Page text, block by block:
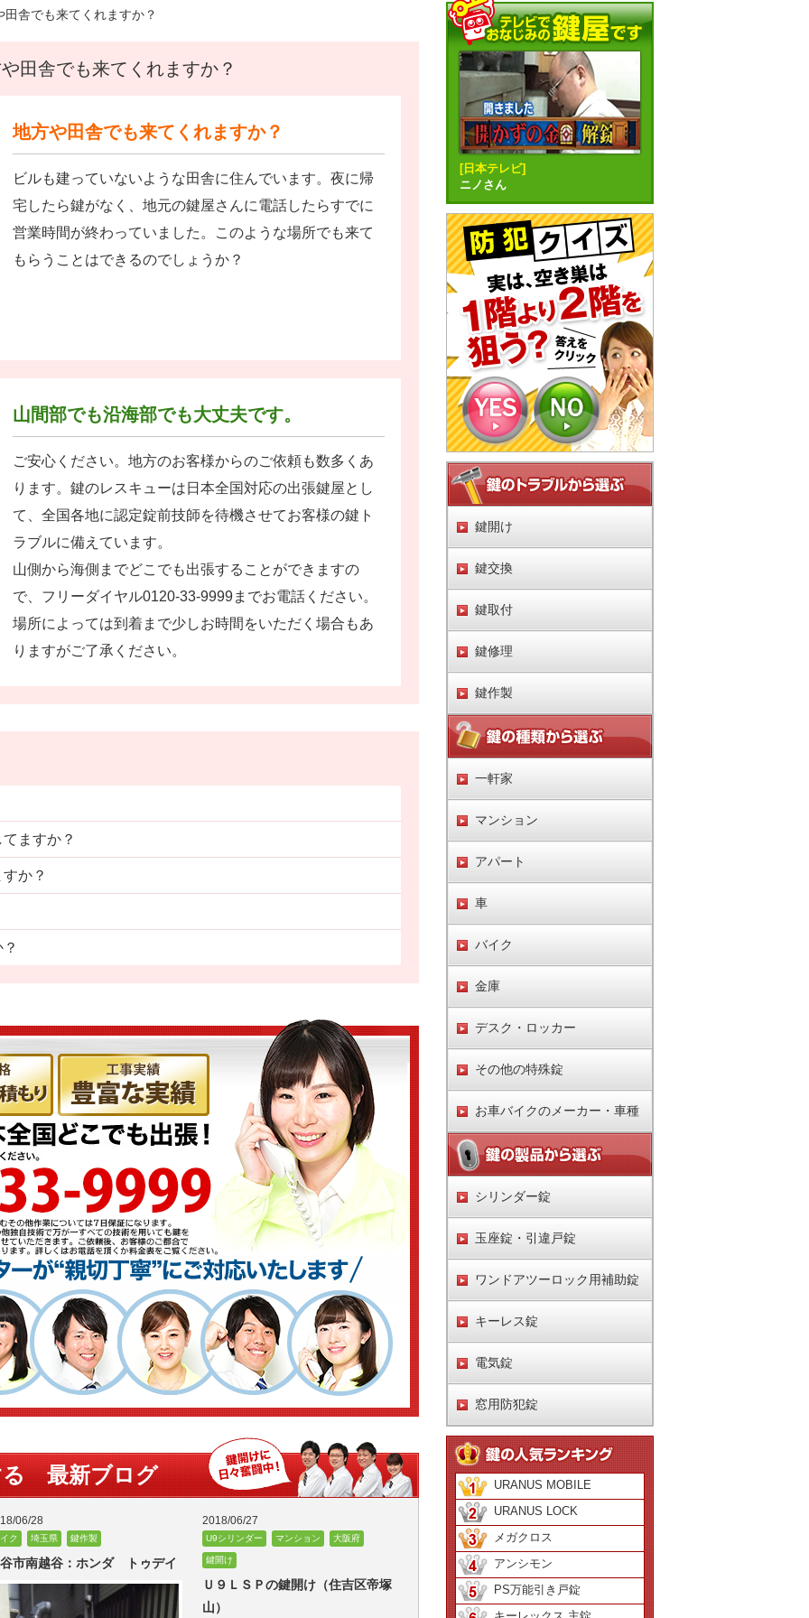
田舎でも来てくれますか？
田舎でも来てくれますか？
地方や田舎でも来てくれますか？
ビルも建っていないような田舎に住んでいます。夜に帰
宅したら鍵がなく、地元の鍵屋さんに電話したらすでに
営業時間が終わっていました。このような場所でも来て
もらうことはできるのでしょうか？
山間部でも沿海部でも大丈夫です。
ご安心ください。地方のお客様からのご依頼も数多くあ
ります。鍵のレスキューは日本全国対応の出張鍵屋とし
て、全国各地に認定錠前技師を待機させてお客様の鍵ト
ラブルに備えています。
山側から海側までどこでも出張することができますの
で、フリーダイヤル0120-33-9999までお電話ください。
場所によっては到着まで少しお時間をいただく場合もあ
りますがご了承ください。
ますか？
か？
る 最新ブログ
06/28
ク 埼玉県 鍵作製
市南越谷：ホンダ トゥデイ
2018/06/27
U9シリンダー マンション 大阪府
鍵開け
Ｕ９ＬＳＰの鍵開け（住吉区帝塚
山）
[日本テレビ]
ニノさん
鍵開け
鍵交換
鍵取付
鍵修理
鍵作製
一軒家
マンション
アパート
車
バイク
金庫
デスク・ロッカー
その他の特殊錠
お車バイクのメーカー・車種
シリンダー錠
玉座錠・引違戸錠
ワンドアツーロック用補助錠
キーレス錠
電気錠
窓用防犯錠
URANUS MOBILE
URANUS LOCK
メガクロス
アンシモン
PS万能引き戸錠